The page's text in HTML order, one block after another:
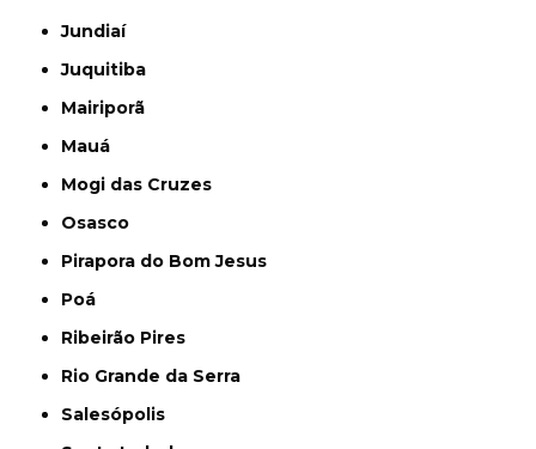
Jundiaí
Juquitiba
Mairiporã
Mauá
Mogi das Cruzes
Osasco
Pirapora do Bom Jesus
Poá
Ribeirão Pires
Rio Grande da Serra
Salesópolis